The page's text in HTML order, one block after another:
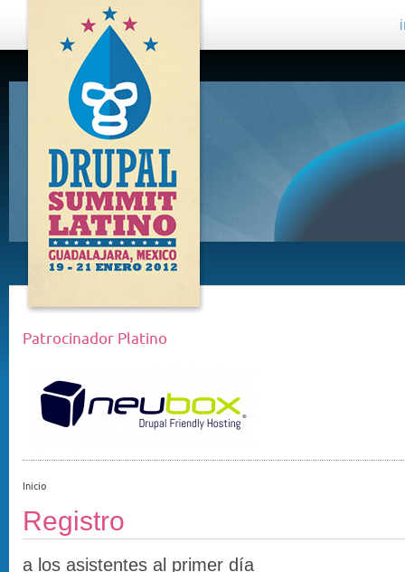
DRUPAL
SUMMIT
LATINO,
GUADALAJARA
2012
Patrocinador Platino
Inicio
Registro
a los asistentes al primer día